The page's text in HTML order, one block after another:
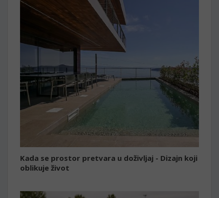
Kada se prostor pretvara u doživljaj - Dizajn koji
oblikuje život